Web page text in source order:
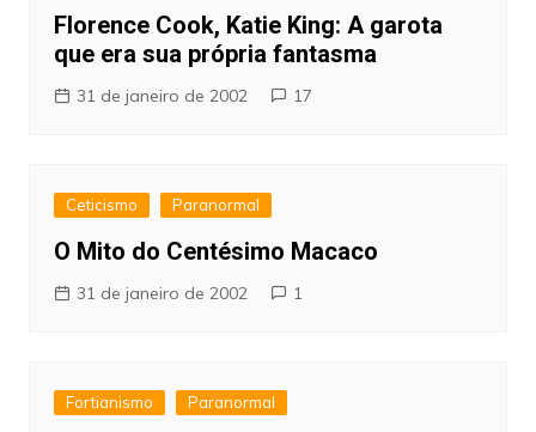
Florence Cook, Katie King: A garota
que era sua própria fantasma
31 de janeiro de 2002 17
Ceticismo Paranormal
O Mito do Centésimo Macaco
31 de janeiro de 2002 1
Fortianismo Paranormal